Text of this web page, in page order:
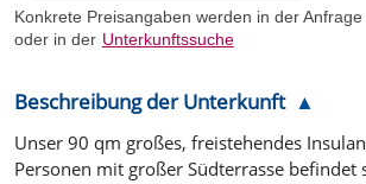
Konkrete Preisangaben werden in der
oder in der Unterkunftssuche
Beschreibung der Unterkunft
Unser 90 qm großes, freistehendes
Personen mit großer Südterrasse befindet